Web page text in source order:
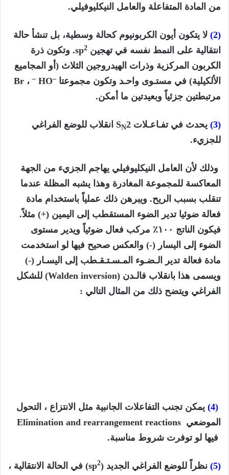
من المادة المتفاعلة والعامل النيكليوفيلي.
(2)
لا يتكون أيون الكربونيوم كحالة وسطية، بل تنشأ حالة
انتقالية على النمط نفسه في تهجين sp 2
. وتكون ذرة
الكربون المركزية وذرات الهيدروجين الثلاث (أو المجاميع
الألكيلية) في مستـوى واحـد وتكون مجموعتا – Br ، – HO
مرتبطتين جزئياً وبعيدتين ما أمكن.
(3) يحدث في تفـاعـلات S N
2 انقلاب للوضع الفراغي
للجزيء.
وذلك لأن العامل النيكليوفيلي يهاجم الجزيء من الجهة
المعاكسة للمجموعة المغادرة وهذا يشبه المظلة عندما
تنقلب بسبب الريح. ويبرهن ذلك عملياً باستخدام مادة
فعالة ضوئيا تدير الضوء المستقطب إلى اليمين (+) مثلاً.
فيكون الناتج ۱۰۰٪ مرکب فعال ضوئياً ويدير مستوى
الضوء إلى اليسار (-) والعكس صحيح فيها لو استخدمت
مادة فعالة تدير الـضـوء المـسـتـقـطب إلى اليسـار (-)
ويسمى هذا بانقلاب فالـدن (Walden inversion) للشكل
الفراغي ويتضح ذلك من المثال التالي :
(4)
يمكن تجنب التفاعلات الجانبية مثل الانتزاع ، التحول
الموضعي Elimination and rearrangement reactions
فيها لو توفرت شروط مناسبة.
(5) نظراً للوضع الفراغي الجديد (sp2 ) في الحالة الانتقالية ،